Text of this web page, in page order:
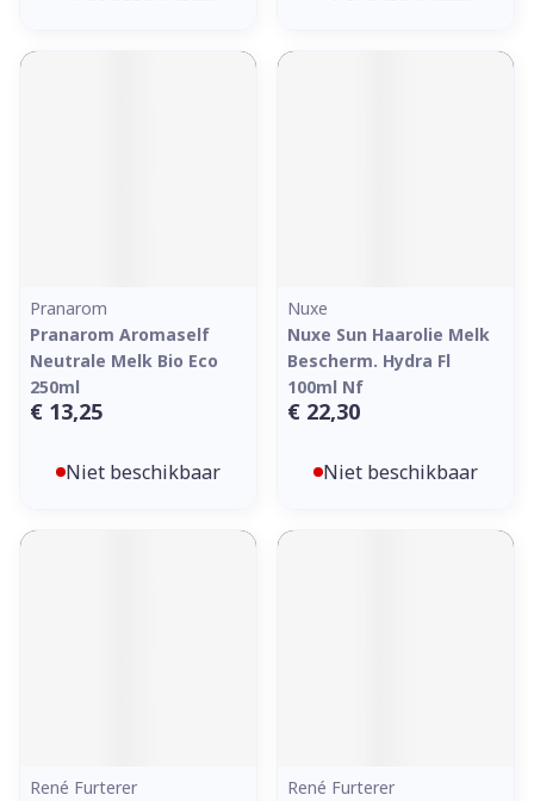
Pranarom
Pranarom Aromaself
Neutrale Melk Bio Eco
250ml
€ 13,25
Niet beschikbaar
Nuxe
Nuxe Sun Haarolie Melk
Bescherm. Hydra Fl
100ml Nf
€ 22,30
Niet beschikbaar
René Furterer
René Furterer